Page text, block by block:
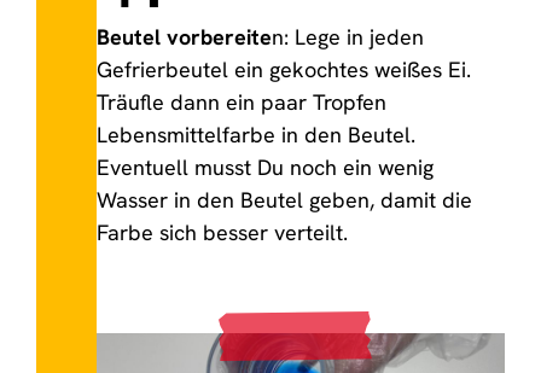
Beutel vorbereiten: Lege in jeden
Gefrierbeutel ein gekochtes weißes Ei.
Träufle dann ein paar Tropfen
Lebensmittelfarbe in den Beutel.
Eventuell musst Du noch ein wenig
Wasser in den Beutel geben, damit die
Farbe sich besser verteilt.